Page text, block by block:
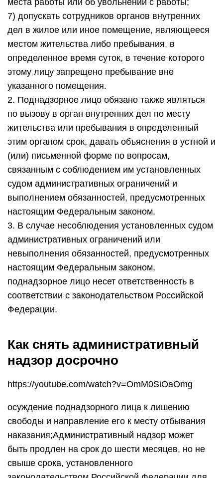
места работы или об увольнении с работы;
7) допускать сотрудников органов внутренних
дел в жилое или иное помещение, являющееся
местом жительства либо пребывания, в
определенное время суток, в течение которого
этому лицу запрещено пребывание вне
указанного помещения.
2. Поднадзорное лицо обязано также являться
по вызову в орган внутренних дел по месту
жительства или пребывания в определенный
этим органом срок, давать объяснения в устной и
(или) письменной форме по вопросам,
связанным с соблюдением им установленных
судом административных ограничений и
выполнением обязанностей, предусмотренных
настоящим Федеральным законом.
3. В случае несоблюдения установленных судом
административных ограничений или
невыполнения обязанностей, предусмотренных
настоящим Федеральным законом,
поднадзорное лицо несет ответственность в
соответствии с законодательством Российской
Федерации.
Как снять административный
надзор досрочно
https://youtube.com/watch?v=OmM0SiOaOmg
осуждение поднадзорного лица к лишению
свободы и направление его к месту отбывания
наказания;Административный надзор может
быть продлен на срок до шести месяцев, но не
свыше срока, установленного